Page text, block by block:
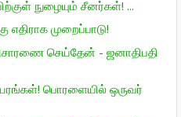
நுழையும் சீனர்கள்! ...
முறைப்பாடு!
செய்தேன் - ஜனாதிபதி
பொரளையில் ஒருவர்